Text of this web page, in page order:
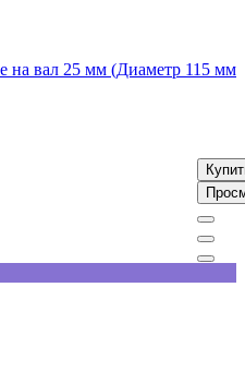
на вал 25 мм (Диаметр 115 мм